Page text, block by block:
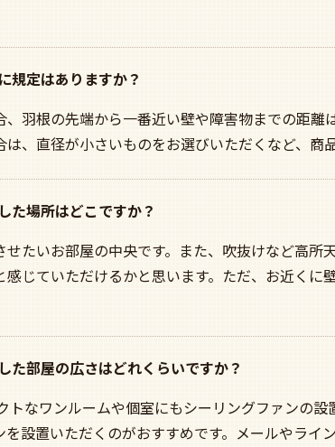
規定はありますか？
羽根の先端から一番近い壁や障害物までの距離
、直径が小さいものをお選びいただくなど、商
た場所はどこですか？
たいお部屋の中央です。また、吹抜けなど高所
じていただけるかと思います。ただ、お近く
た部屋の広さはどれくらいですか？
トなワンルームや個室にもシーリングファンの
設置いただくのがおすすめです。メールやラ